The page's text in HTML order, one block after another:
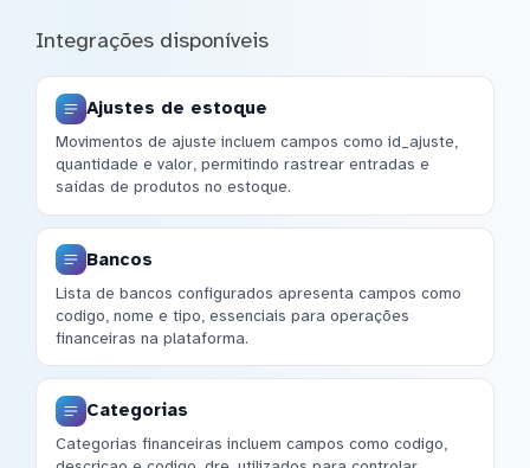
Integrações disponíveis
Ajustes de estoque
Movimentos de ajuste incluem campos como id_ajuste,
quantidade e valor, permitindo rastrear entradas e
saídas de produtos no estoque.
Bancos
Lista de bancos configurados apresenta campos como
codigo, nome e tipo, essenciais para operações
financeiras na plataforma.
Categorias
Categorias financeiras incluem campos como codigo,